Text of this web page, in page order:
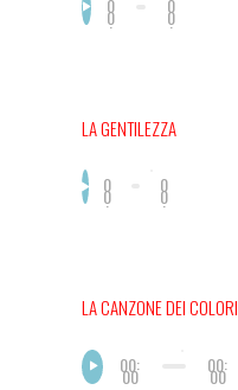
0
0
:
0
0
:
LA GENTILEZZA
0
0
:
0
0
:
LA CANZONE DEI COLORI
00:
00 00:
00